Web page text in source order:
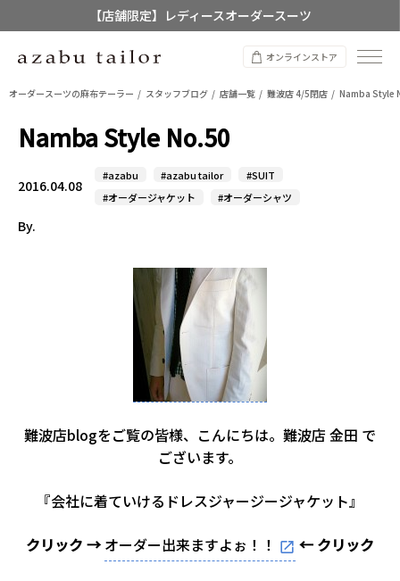
【店舗限定】レディースオーダースーツ
8/12~8/16 夏季休業のお知らせ
オンラインストア
オーダースーツの麻布テーラー スタッフブログ 店舗一覧 難波店 4/5閉店 Namba Style
Namba Style No.50
2016.04.08
#azabu #azabu tailor
#SUIT
#オーダージャケット
#オーダーシャツ
By.
難波店blogをご覧の皆様、こんにちは。難波店 金田 で
ございます。
『会社に着ていけるドレスジャージージャケット』
クリック → オーダー出来ますよぉ！！ ← クリック